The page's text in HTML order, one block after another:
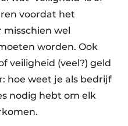
voordat het
wel
worden. Ook
veiligheid (veel?) geld
hoe weet je als bedrijf
nodig hebt om elk